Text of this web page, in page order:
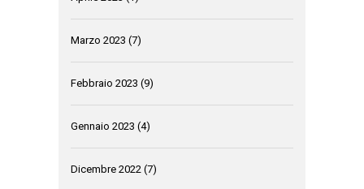
Marzo 2023 (7)
Febbraio 2023 (9)
Gennaio 2023 (4)
Dicembre 2022 (7)